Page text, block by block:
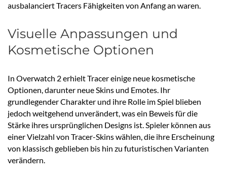
ausbalanciert Tracers Fähigkeiten von Anfang an waren.
Visuelle Anpassungen und
Kosmetische Optionen
In Overwatch 2 erhielt Tracer einige neue kosmetische
Optionen, darunter neue Skins und Emotes. Ihr
grundlegender Charakter und ihre Rolle im Spiel blieben
jedoch weitgehend unverändert, was ein Beweis für die
Stärke ihres ursprünglichen Designs ist. Spieler können aus
einer Vielzahl von Tracer-Skins wählen, die ihre Erscheinung
von klassisch geblieben bis hin zu futuristischen Varianten
verändern.